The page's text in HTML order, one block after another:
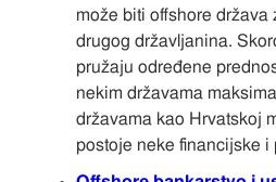
može biti offshore država
drugog državljanina.
pružaju određene
nekim državama
državama kao Hrvatskoj
postoje neke financijske i